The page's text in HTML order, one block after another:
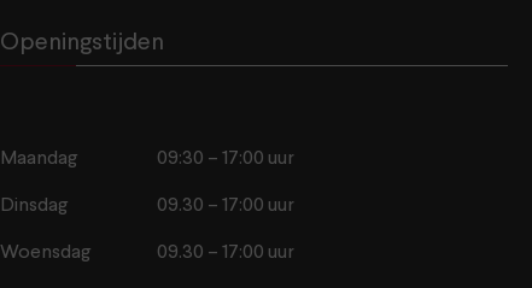
Openingstijden
Maandag 09:30 – 17:00 uur
Dinsdag 09.30 – 17:00 uur
Woensdag 09.30 – 17:00 uur